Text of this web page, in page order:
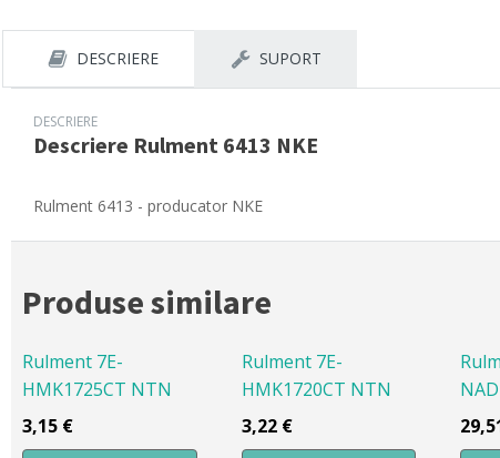
DESCRIERE SUPORT
DESCRIERE
Descriere Rulment 6413 NKE
Rulment 6413 - producator NKE
Produse similare
Rulment 7E-
HMK1725CT NTN
3,15 €
Rulment 7E-
HMK1720CT NTN
3,22 €
NAD